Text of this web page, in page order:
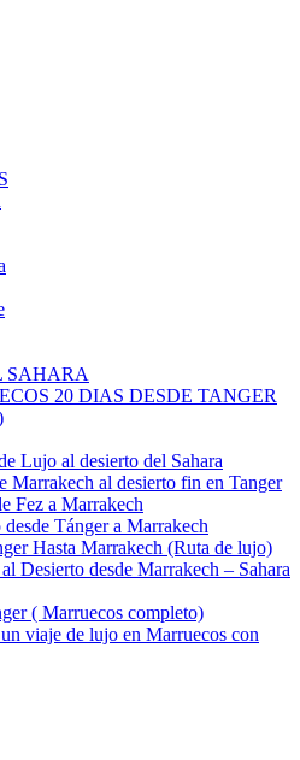
SAHARA
20 DIAS DESDE TANGER
Lujo al desierto del Sahara
Marrakech al desierto fin en Tanger
Fez a Marrakech
Tánger a Marrakech
Hasta Marrakech (Ruta de lujo)
Desierto desde Marrakech – Sahara
( Marruecos completo)
viaje de lujo en Marruecos con